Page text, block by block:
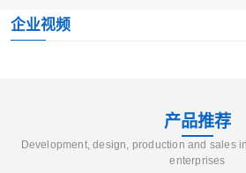
企业视频
产品推荐
Development, design, production and sales
enterprises
高低温一体机
多
低